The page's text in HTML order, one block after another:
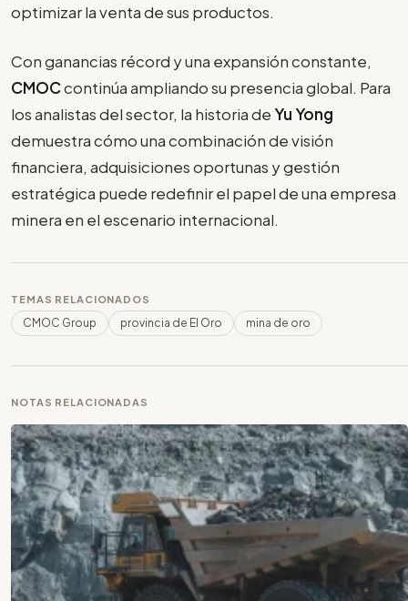
optimizar la venta de sus productos.
Con ganancias récord y una expansión constante,
CMOCcontinúa ampliando su presencia global. Para
los analistas del sector, la historia de Yu Yong
demuestra cómo una combinación de visión
financiera, adquisiciones oportunas y gestión
estratégica puede redefinir el papel de una empresa
minera en el escenario internacional.
TEMAS RELACIONADOS
CMOC Group provincia de El Oro mina de oro
NOTAS RELACIONADAS